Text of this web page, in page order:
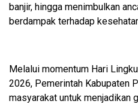
banjir, hingga menimbulkan
berdampak terhadap
Melalui momentum Hari
2026, Pemerintah Kabupaten
masyarakat untuk menjadikan